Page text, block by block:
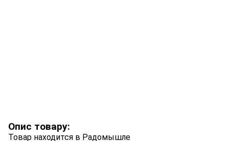
Опис товару:
Товар находится в Радомышле